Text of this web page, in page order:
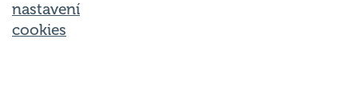
nastavení
cookies